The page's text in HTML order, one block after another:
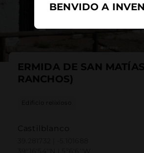
ERMIDA DE SAN
RANCHOS)
Edificio relixioso
Castilblanco
BENVIDO A